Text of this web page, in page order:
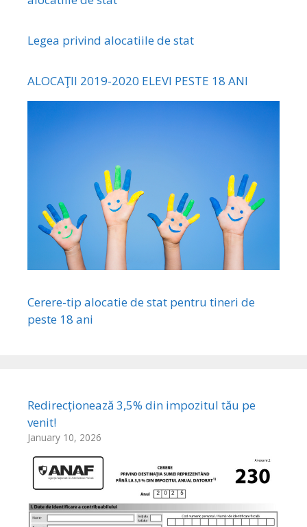
Legea privind alocatiile de stat
ALOCAŢII 2019-2020 ELEVI PESTE 18 ANI
Cerere-tip alocatie de stat pentru tineri de
peste 18 ani
Redirecționează 3,5% din impozitul tău pe
venit!
January 10, 2026